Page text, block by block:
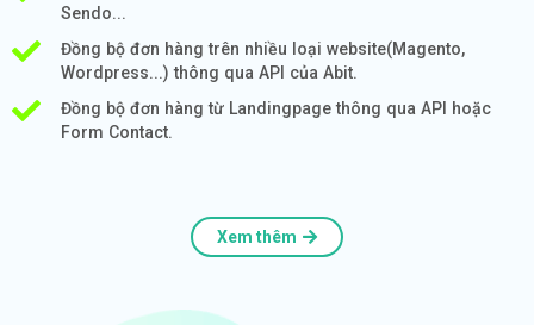
Sendo...
Đồng bộ đơn hàng trên nhiều loại website(Magento,
Wordpress...) thông qua API của Abit.
Đồng bộ đơn hàng từ Landingpage thông qua API hoặc
Form Contact.
Xem thêm